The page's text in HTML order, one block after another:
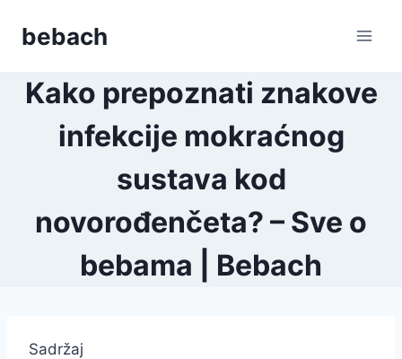
bebach
Kako prepoznati znakove
infekcije mokraćnog
sustava kod
novorođenčeta? – Sve o
bebama | Bebach
Sadržaj